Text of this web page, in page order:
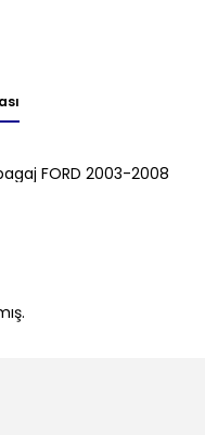
FORD 2003-2008